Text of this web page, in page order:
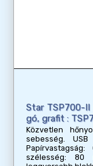
Star TSP700-
gó, grafit :
Közvetlen
sebesség.
szélesség: 80